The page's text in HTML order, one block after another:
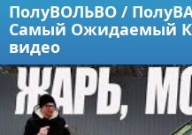
ПолуВОЛЬВО /
Самый Ожидаемый
видео